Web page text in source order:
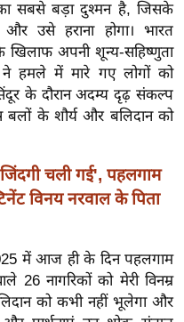
सबसे बड़ा दुश्मन है, जिसके
उसे हराना होगा। भारत
अपनी शून्य-सहिष्णुता
ने हमले में मारे गए लोगों को
के दौरान अदम्य दृढ़ संकल्प
के शौर्य और बलिदान को
चली गई', पहलगाम
विनय नरवाल के पिता
में आज ही के दिन पहलगाम
नागरिकों को मेरी विनम्र
बलिदान को कभी नहीं भूलेगा और